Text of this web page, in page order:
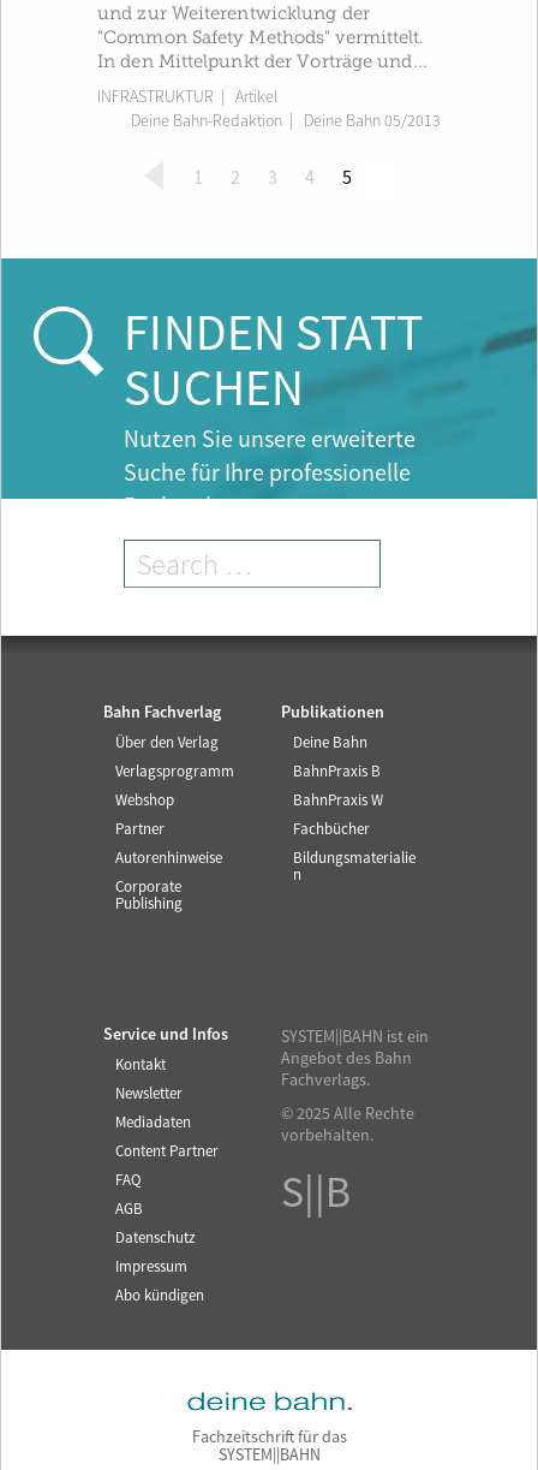
und zur Weiterentwicklung der
"Common Safety Methods" vermittelt.
In den Mittelpunkt der Vorträge und...
INFRASTRUKTUR | Artikel
Deine Bahn-Redaktion
Deine Bahn 05/2013
1 2 3 4 5(
r
n
FINDEN STATT
SUCHEN
Nutzen Sie unsere erweiterte
Suche für Ihre professionelle
Recherche.
Bahn Fachverlag
Über den Verlag
Verlagsprogramm
Webshop
Partner
Autorenhinweise
Corporate
Publishing
Publikationen
Deine Bahn
BahnPraxis B
BahnPraxis W
Fachbücher
Bildungsmaterialie
n
Service und Infos
Kontakt
Newsletter
Mediadaten
Content Partner
FAQ
AGB
Datenschutz
Impressum
Abo kündigen
SYSTEM||BAHN ist ein
Angebot des Bahn
Fachverlags.
© 2025 Alle Rechte
vorbehalten.
S||B
Fachzeitschrift für das
SYSTEM||BAHN